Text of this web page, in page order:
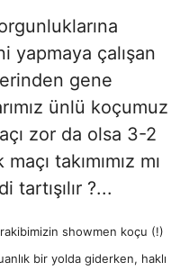
yapmaya çalışan
gene
ünlü koçumuz
zor da olsa 3-2
takımımız mı
tartışılır ?...
showmen koçu (!)
bir yolda giderken, haklı